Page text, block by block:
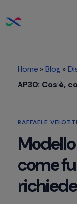
alla
primaria
paginaHome »Blog»
AP30: Cos’è,
RAFFAELE VELOTTI
Modello
come
richiede